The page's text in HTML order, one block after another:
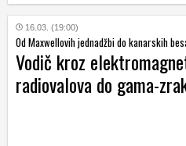
16.03. (19:00)
Od Maxwellovih jednadžbi do kanarskih
Vodič kroz
radiovalova do gama-